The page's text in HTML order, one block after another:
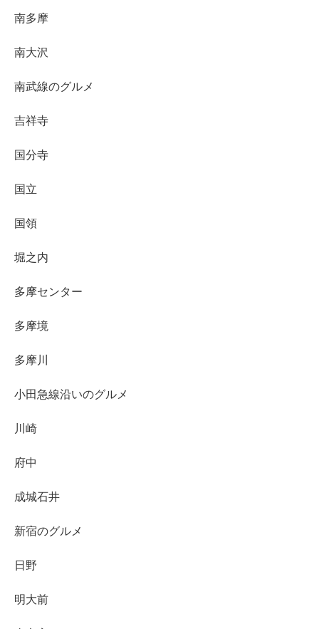
南多摩
南大沢
南武線のグルメ
吉祥寺
国分寺
国立
国領
堀之内
多摩センター
多摩境
多摩川
小田急線沿いのグルメ
川崎
府中
成城石井
新宿のグルメ
日野
明大前